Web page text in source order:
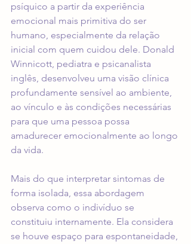
psíquico a partir da experiência
emocional mais primitiva do ser
humano, especialmente da relação
inicial com quem cuidou dele. Donald
Winnicott, pediatra e psicanalista
inglês, desenvolveu uma visão clínica
profundamente sensível ao ambiente,
ao vínculo e às condições necessárias
para que uma pessoa possa
amadurecer emocionalmente ao longo
da vida.
Mais do que interpretar sintomas de
forma isolada, essa abordagem
observa como o indivíduo se
constituiu internamente. Ela considera
se houve espaço para espontaneidade,